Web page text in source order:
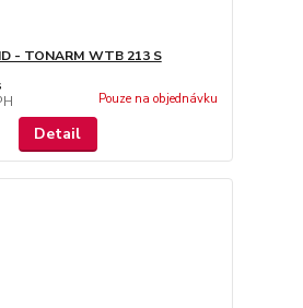
- TONARM WTB 213 S
Pouze na objednávku
Detail